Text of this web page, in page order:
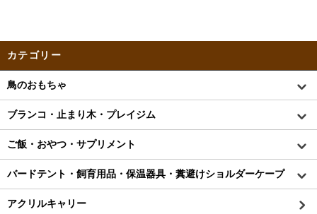
カテゴリー
鳥のおもちゃ
ブランコ・止まり木・プレイジム
ご飯・おやつ・サプリメント
バードテント・飼育用品・保温器具・糞避けショルダーケープ
アクリルキャリー